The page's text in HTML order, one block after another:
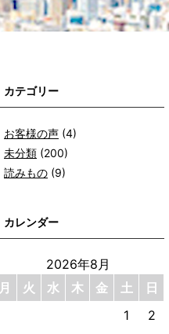
カテゴリー
お客様の声 (4)
未分類 (200)
読みもの (9)
カレンダー
2026年8月
月
火 水 木 金 土 日
1
2